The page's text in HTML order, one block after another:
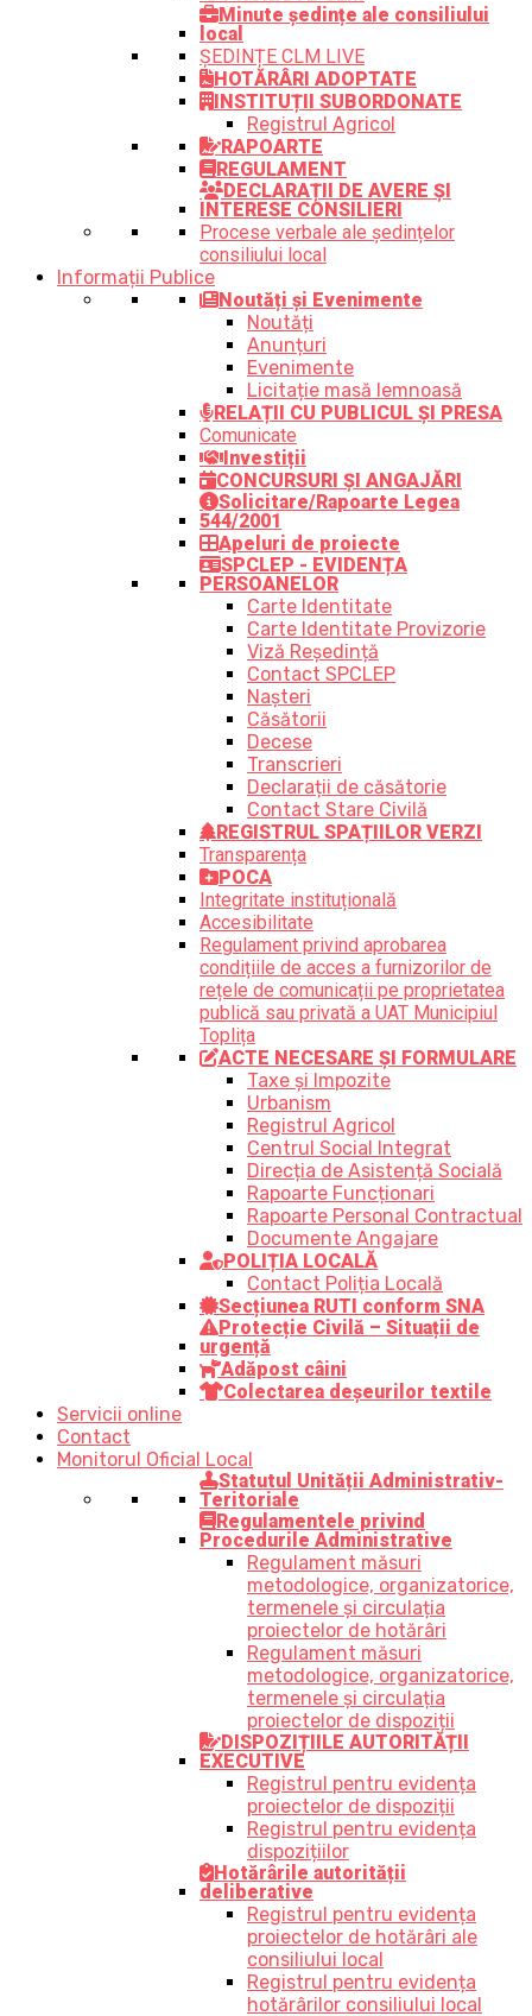
Minute ședințe ale consiliului
local
ȘEDINȚE CLM LIVE
HOTĂRÂRI ADOPTATE
INSTITUȚII SUBORDONATE
Registrul Agricol
RAPOARTE
REGULAMENT
DECLARAȚII DE AVERE ȘI
INTERESE CONSILIERI
Procese verbale ale ședințelor
consiliului local
Informații Publice
Noutăți și Evenimente
Noutăți
Anunțuri
Evenimente
Licitație masă lemnoasă
RELAȚII CU PUBLICUL ȘI PRESA
Comunicate
Investiții
CONCURSURI ȘI ANGAJĂRI
Solicitare/Rapoarte Legea
544/2001
Apeluri de proiecte
SPCLEP - EVIDENȚA
PERSOANELOR
Carte Identitate
Carte Identitate Provizorie
Viză Reședință
Contact SPCLEP
Nașteri
Căsătorii
Decese
Transcrieri
Declarații de căsătorie
Contact Stare Civilă
REGISTRUL SPAȚIILOR VERZI
Transparența
POCA
Integritate instituțională
Accesibilitate
Regulament privind aprobarea
condițiile de acces a furnizorilor de
rețele de comunicații pe proprietatea
publică sau privată a UAT Municipiul
Toplița
ACTE NECESARE ȘI FORMULARE
Taxe și Impozite
Urbanism
Registrul Agricol
Centrul Social Integrat
Direcția de Asistență Socială
Rapoarte Funcționari
Rapoarte Personal Contractual
Documente Angajare
POLIȚIA LOCALĂ
Contact Poliția Locală
Secțiunea RUTI conform SNA
Protecție Civilă – Situații de
urgență
Adăpost câini
Colectarea deșeurilor textile
Servicii online
Contact
Monitorul Oficial Local
Statutul Unității Administrativ-
Teritoriale
Regulamentele privind
Procedurile Administrative
Regulament măsuri
metodologice, organizatorice,
termenele și circulația
proiectelor de hotărâri
Regulament măsuri
metodologice, organizatorice,
termenele și circulația
proiectelor de dispoziții
DISPOZIȚIILE AUTORITĂȚII
EXECUTIVE
Registrul pentru evidența
proiectelor de dispoziții
Registrul pentru evidența
dispozițiilor
Hotărârile autorității
deliberative
Registrul pentru evidența
proiectelor de hotărâri ale
consiliului local
Registrul pentru evidența
hotărârilor consiliului local